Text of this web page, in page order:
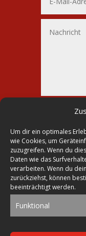
Um dir ein optimales
wie Cookies, um
zuzugreifen. Wenn du
Daten wie das
verarbeiten. Wenn du
zurückziehst, können
beeinträchtigt werden.
Funktional
11 +


Markt 23
39435